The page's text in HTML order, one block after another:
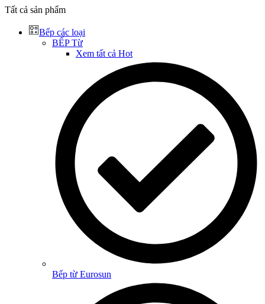
Tất cả sản phẩm
Bếp các loại
BẾP Từ
Xem tất cả Hot
Bếp từ Eurosun